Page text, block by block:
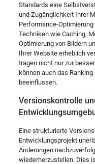
Standards eine
und Zugänglichkeit Ihrer
Performance-
Techniken wie Caching,
Optimierung von Bildern
Ihrer Website erheblich
tragen nicht nur zur
können auch das
beeinflussen.
Versionskontrolle
Eine strukturierte
Entwicklungsprojekt
Änderungen
wiederherzustellen. Dies